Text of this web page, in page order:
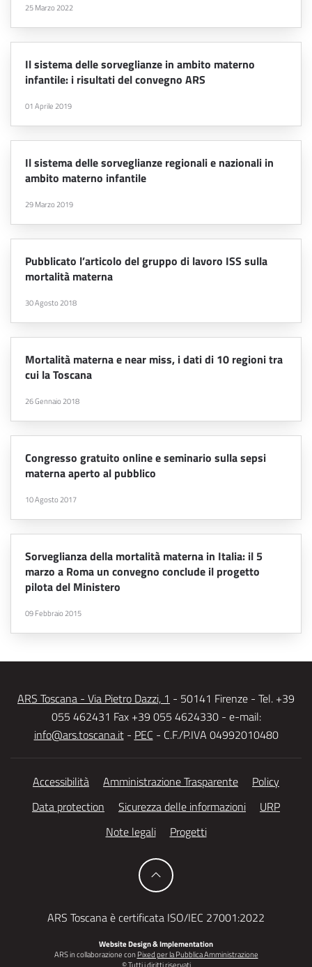
25 Marzo 2022
Il sistema delle sorveglianze in ambito materno
infantile: i risultati del convegno ARS
01 Aprile 2019
Il sistema delle sorveglianze regionali e nazionali in
ambito materno infantile
29 Marzo 2019
Pubblicato l’articolo del gruppo di lavoro ISS sulla
mortalità materna
30 Agosto 2018
Mortalità materna e near miss, i dati di 10 regioni tra
cui la Toscana
26 Gennaio 2018
Congresso gratuito online e seminario sulla sepsi
materna aperto al pubblico
10 Agosto 2017
Sorveglianza della mortalità materna in Italia: il 5
marzo a Roma un convegno conclude il progetto
pilota del Ministero
09 Febbraio 2015
ARS Toscana - Via Pietro Dazzi, 1 - 50141 Firenze - Tel. +39
055 462431 Fax +39 055 4624330 - e-mail:
info@ars.toscana.it- PEC - C.F./P.IVA 04992010480
Accessibilità Amministrazione Trasparente
Policy
Data protection
Sicurezza delle informazioni
URP
Note legali
Progetti
ARS Toscana è certificata ISO/IEC 27001:2022
Website Design & Implementation
ARS in collaborazione conPixed per la Pubblica Amministrazione